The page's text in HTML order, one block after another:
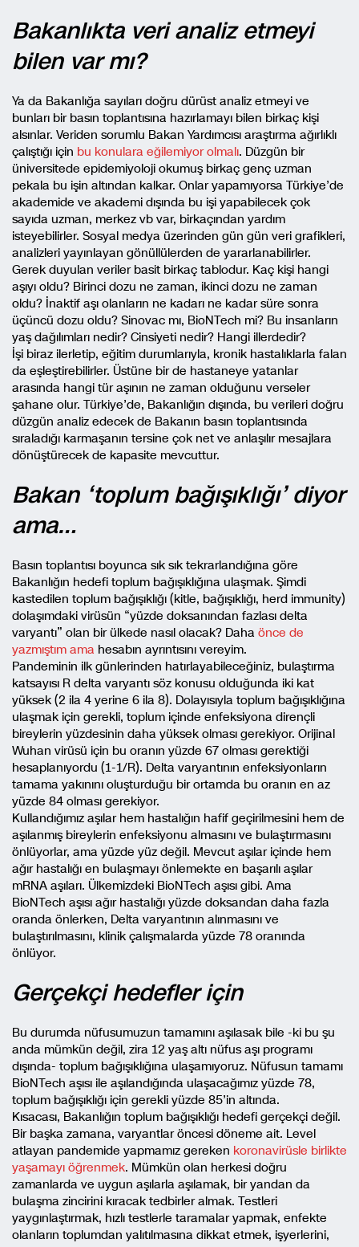
Bakanlıkta veri analiz etmeyi
bilen var mı?
Ya da Bakanlığa sayıları doğru dürüst analiz etmeyi ve
bunları bir basın toplantısına hazırlamayı bilen birkaç kişi
alsınlar. Veriden sorumlu Bakan Yardımcısı araştırma ağırlıklı
çalıştığı için bu konulara eğilemiyor olmalı. Düzgün bir
üniversitede epidemiyoloji okumuş birkaç genç uzman
pekala bu işin altından kalkar. Onlar yapamıyorsa Türkiye’de
akademide ve akademi dışında bu işi yapabilecek çok
sayıda uzman, merkez vb var, birkaçından yardım
isteyebilirler. Sosyal medya üzerinden gün gün veri grafikleri,
analizleri yayınlayan gönüllülerden de yararlanabilirler.
Gerek duyulan veriler basit birkaç tablodur. Kaç kişi hangi
aşıyı oldu? Birinci dozu ne zaman, ikinci dozu ne zaman
oldu? İnaktif aşı olanların ne kadarı ne kadar süre sonra
üçüncü dozu oldu? Sinovac mı, BioNTech mi? Bu insanların
yaş dağılımları nedir? Cinsiyeti nedir? Hangi illerdedir?
İşi biraz ilerletip, eğitim durumlarıyla, kronik hastalıklarla falan
da eşleştirebilirler. Üstüne bir de hastaneye yatanlar
arasında hangi tür aşının ne zaman olduğunu verseler
şahane olur. Türkiye’de, Bakanlığın dışında, bu verileri doğru
düzgün analiz edecek de Bakanın basın toplantısında
sıraladığı karmaşanın tersine çok net ve anlaşılır mesajlara
dönüştürecek de kapasite mevcuttur.
Bakan ‘toplum bağışıklığı’ diyor
ama…
Basın toplantısı boyunca sık sık tekrarlandığına göre
Bakanlığın hedefi toplum bağışıklığına ulaşmak. Şimdi
kastedilen toplum bağışıklığı (kitle, bağışıklığı, herd immunity)
dolaşımdaki virüsün “yüzde doksanından fazlası delta
varyantı” olan bir ülkede nasıl olacak? Daha önce de
yazmıştım ama hesabın ayrıntısını vereyim.
Pandeminin ilk günlerinden hatırlayabileceğiniz, bulaştırma
katsayısı R delta varyantı söz konusu olduğunda iki kat
yüksek (2 ila 4 yerine 6 ila 8). Dolayısıyla toplum bağışıklığına
ulaşmak için gerekli, toplum içinde enfeksiyona dirençli
bireylerin yüzdesinin daha yüksek olması gerekiyor. Orijinal
Wuhan virüsü için bu oranın yüzde 67 olması gerektiği
hesaplanıyordu (1-1/R). Delta varyantının enfeksiyonların
tamama yakınını oluşturduğu bir ortamda bu oranın en az
yüzde 84 olması gerekiyor.
Kullandığımız aşılar hem hastalığın hafif geçirilmesini hem de
aşılanmış bireylerin enfeksiyonu almasını ve bulaştırmasını
önlüyorlar, ama yüzde yüz değil. Mevcut aşılar içinde hem
ağır hastalığı en bulaşmayı önlemekte en başarılı aşılar
mRNA aşıları. Ülkemizdeki BioNTech aşısı gibi. Ama
BioNTech aşısı ağır hastalığı yüzde doksandan daha fazla
oranda önlerken, Delta varyantının alınmasını ve
bulaştırılmasını, klinik çalışmalarda yüzde 78 oranında
önlüyor.
Gerçekçi hedefler için
Bu durumda nüfusumuzun tamamını aşılasak bile -ki bu şu
anda mümkün değil, zira 12 yaş altı nüfus aşı programı
dışında- toplum bağışıklığına ulaşamıyoruz. Nüfusun tamamı
BioNTech aşısı ile aşılandığında ulaşacağımız yüzde 78,
toplum bağışıklığı için gerekli yüzde 85’in altında.
Kısacası, Bakanlığın toplum bağışıklığı hedefi gerçekçi değil.
Bir başka zamana, varyantlar öncesi döneme ait. Level
atlayan pandemide yapmamız gereken koronavirüsle birlikte
yaşamayı öğrenmek. Mümkün olan herkesi doğru
zamanlarda ve uygun aşılarla aşılamak, bir yandan da
bulaşma zincirini kıracak tedbirler almak. Testleri
yaygınlaştırmak, hızlı testlerle taramalar yapmak, enfekte
olanların toplumdan yalıtılmasına dikkat etmek, işyerlerini,